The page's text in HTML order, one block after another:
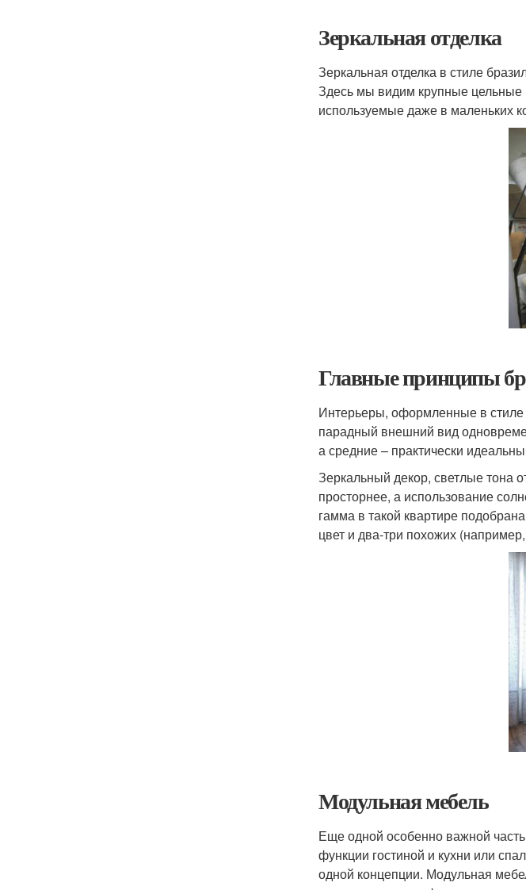
Зеркальная отделка
Зеркальная отделка в стиле
Здесь мы видим крупные цельные
используемые даже в маленьких
Главные принципы
Интерьеры, оформленные в
парадный внешний вид
а средние – практически
Зеркальный декор, светлые тона
просторнее, а использование
гамма в такой квартире
цвет и два-три похожих
Модульная мебель
Еще одной особенно важной
функции гостиной и кухни или
одной концепции. Модульная